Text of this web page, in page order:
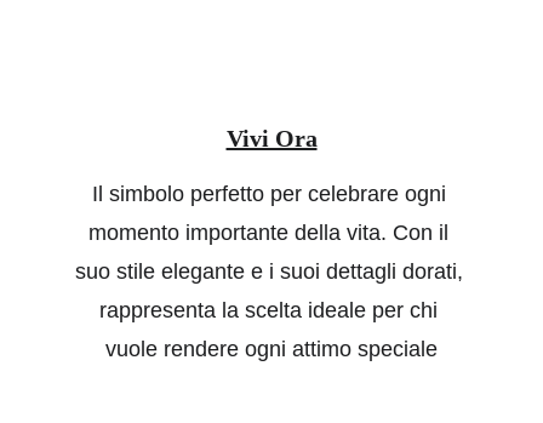
Vivi Ora
Il simbolo perfetto per celebrare ogni
momento importante della vita. Con il
suo stile elegante e i suoi dettagli dorati,
rappresenta la scelta ideale per chi
vuole rendere ogni attimo speciale